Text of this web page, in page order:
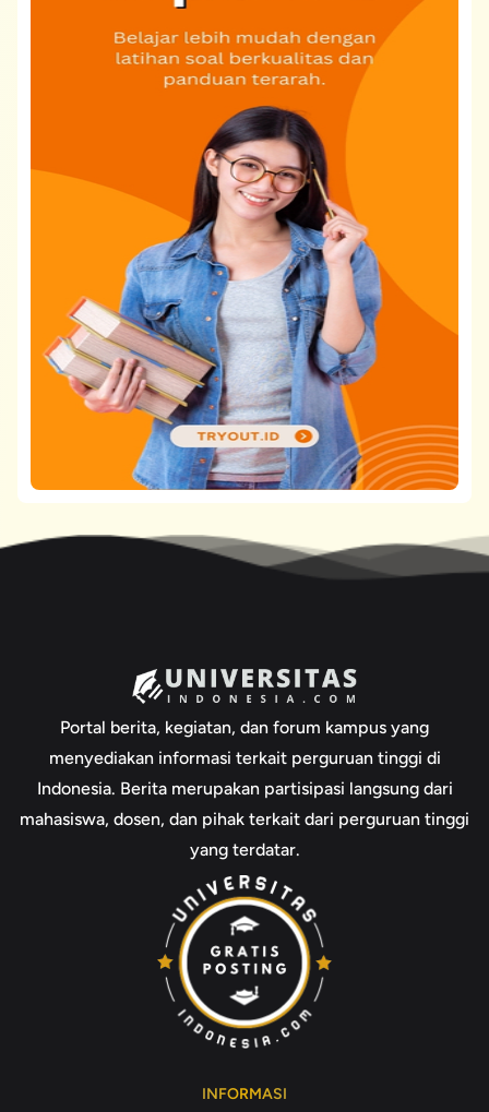
Portal berita, kegiatan, dan forum kampus yang
menyediakan informasi terkait perguruan tinggi di
Indonesia. Berita merupakan partisipasi langsung dari
mahasiswa, dosen, dan pihak terkait dari perguruan tinggi
yang terdatar.
INFORMASI